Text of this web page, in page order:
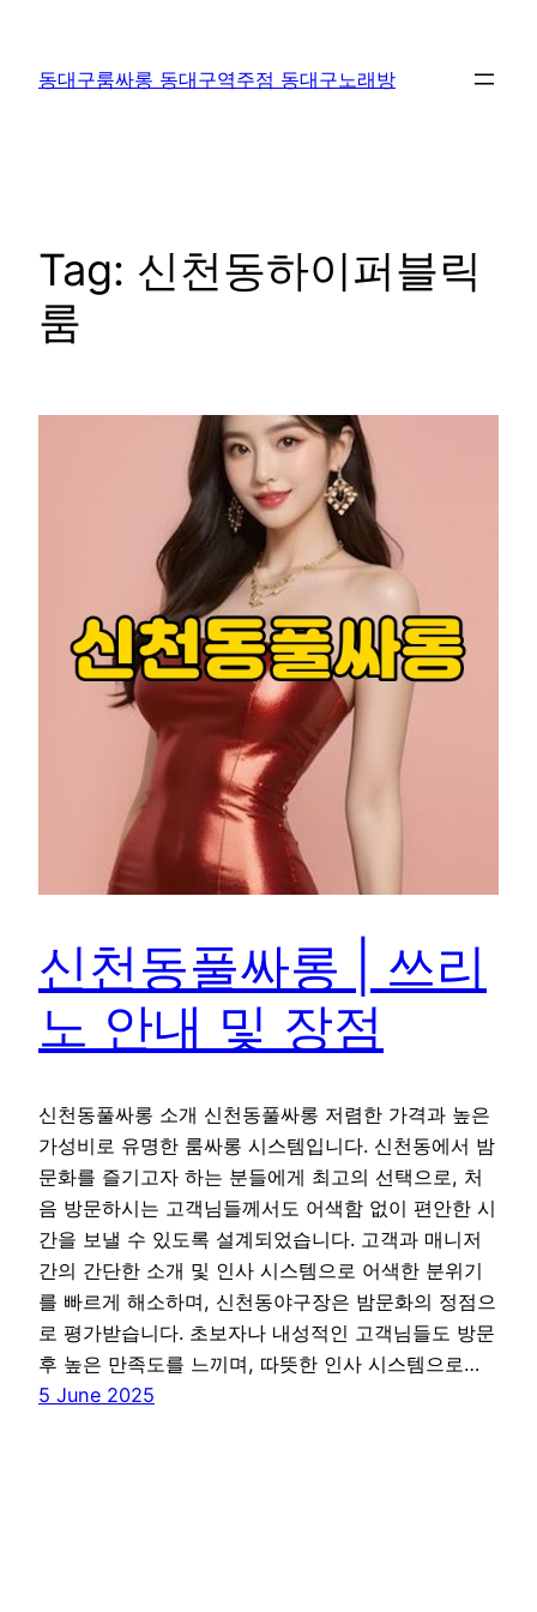
content
동대구룸싸롱 동대구역주점 동대구노래방
Tag: 신천동하이퍼블릭
룸
신천동풀싸롱 | 쓰리
노 안내 및 장점
신천동풀싸롱 소개 신천동풀싸롱 저렴한 가격과 높은
가성비로 유명한 룸싸롱 시스템입니다. 신천동에서 밤
문화를 즐기고자 하는 분들에게 최고의 선택으로, 처
음 방문하시는 고객님들께서도 어색함 없이 편안한 시
간을 보낼 수 있도록 설계되었습니다. 고객과 매니저
간의 간단한 소개 및 인사 시스템으로 어색한 분위기
를 빠르게 해소하며, 신천동야구장은 밤문화의 정점으
로 평가받습니다. 초보자나 내성적인 고객님들도 방문
후 높은 만족도를 느끼며, 따뜻한 인사 시스템으로…
5 June 2025